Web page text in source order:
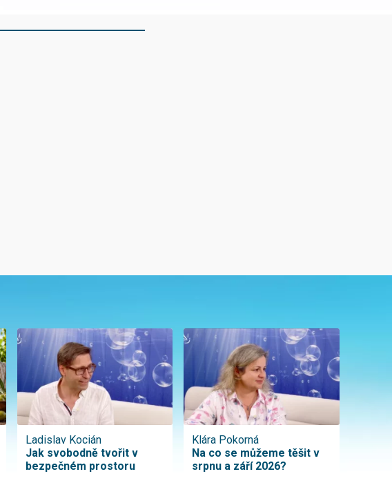
Ladislav Kocián
Jak svobodně tvořit v
bezpečném prostoru
Klára Pokorná
Na co se můžeme těšit v
srpnu a září 2026?